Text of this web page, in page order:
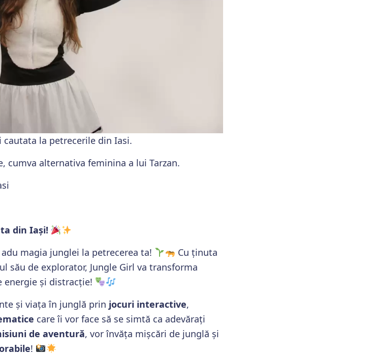
la petrecerile din Iasi.
cumva alternativa feminina a lui Tarzan.
din Iași!
magia junglei la petrecerea ta!
Cu ținuta
său de explorator, Jungle Girl va transforma
și distracție!
și viața în junglă prin jocuri interactive,
care îi vor face să se simtă ca adevărați
de aventură, vor învăța mișcări de junglă și
!